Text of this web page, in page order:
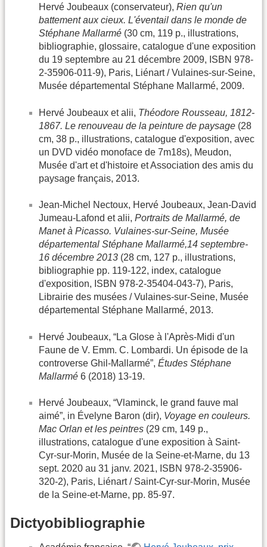
Hervé Joubeaux (conservateur), Rien qu'un
battement aux cieux. L'éventail dans le monde de
Stéphane Mallarmé (30 cm, 119 p., illustrations,
bibliographie, glossaire, catalogue d'une exposition
du 19 septembre au 21 décembre 2009, ISBN 978-
2-35906-011-9), Paris, Liénart / Vulaines-sur-Seine,
Musée départemental Stéphane Mallarmé, 2009.
Hervé Joubeaux et alii, Théodore Rousseau, 1812-
1867. Le renouveau de la peinture de paysage (28
cm, 38 p., illustrations, catalogue d'exposition, avec
un DVD vidéo monoface de 7m18s), Meudon,
Musée d'art et d'histoire et Association des amis du
paysage français, 2013.
Jean-Michel Nectoux, Hervé Joubeaux, Jean-David
Jumeau-Lafond et alii, Portraits de Mallarmé, de
Manet à Picasso. Vulaines-sur-Seine, Musée
départemental Stéphane Mallarmé,14 septembre-
16 décembre 2013 (28 cm, 127 p., illustrations,
bibliographie pp. 119-122, index, catalogue
d'exposition, ISBN 978-2-35404-043-7), Paris,
Librairie des musées / Vulaines-sur-Seine, Musée
départemental Stéphane Mallarmé, 2013.
Hervé Joubeaux, “La Glose à l'Après-Midi d'un
Faune de V. Emm. C. Lombardi. Un épisode de la
controverse Ghil-Mallarmé”, Études Stéphane
Mallarmé 6 (2018) 13-19.
Hervé Joubeaux, “Vlaminck, le grand fauve mal
aimé”, in Évelyne Baron (dir), Voyage en couleurs.
Mac Orlan et les peintres (29 cm, 149 p.,
illustrations, catalogue d'une exposition à Saint-
Cyr-sur-Morin, Musée de la Seine-et-Marne, du 13
sept. 2020 au 31 janv. 2021, ISBN 978-2-35906-
320-2), Paris, Liénart / Saint-Cyr-sur-Morin, Musée
de la Seine-et-Marne, pp. 85-97.
Dictyobibliographie